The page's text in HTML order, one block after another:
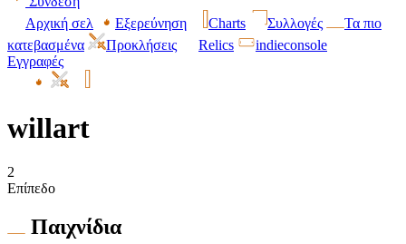
Αρχική σελ
Εξερεύνηση Charts Συλλογές
Τα πιο
κατεβασμένα
Προκλήσεις Relics
indieconsole
Εγγραφές
willart
2
Επίπεδο
Παιχνίδια